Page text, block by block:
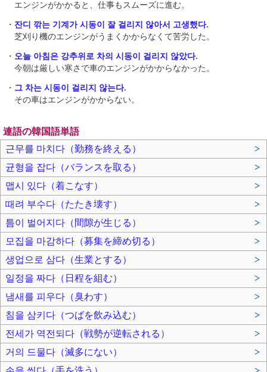
エンジンがかかると、仕事もスムーズに進む。
・ 잔디 깎는 기계가 시동이 잘 걸리지 않아서 고생했다.
芝刈り機のエンジンがうまくかからなくて苦労した。
・ 오늘 아침은 강추위로 차의 시동이 걸리지 않았다.
今朝は厳しい寒さで車のエンジンがかからなかった。
・ 그 차는 시동이 걸리지 않는다.
その車はエンジンがかからない。
連語の韓国語単語
근무를 마치다（勤務を終える）
>
균형을 잡다（バランスを取る）
>
맵시 있다（着こなす）
>
때려 부수다（たたき壊す）
>
틈이 벌어지다（間隙が生じる）
>
모집을 마감하다（募集を締め切る）
>
생업으로 삼다（生業とする）
>
일정을 짜다（日程を組む）
>
냄새를 피우다（臭わす）
>
침을 삼키다（つばを飲み込む）
>
전세가 역전되다（戦勢が逆転される）
>
거의 드물다（滅多にない）
>